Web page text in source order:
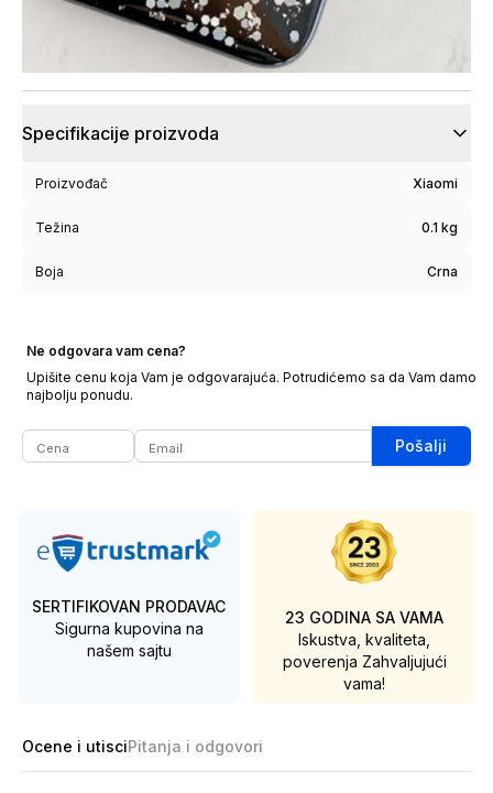
Specifikacije proizvoda
Proizvođač Xiaomi
Težina 0.1 kg
Boja Crna
Ne odgovara vam cena?
Upišite cenu koja Vam je odgovarajuća. Potrudićemo sa da Vam damo
najbolju ponudu.
Pošalji
SERTIFIKOVAN PRODAVAC
Sigurna kupovina na
našem sajtu
23 GODINA SA VAMA
Iskustva, kvaliteta,
poverenja Zahvaljujući
vama!
Ocene i utisciPitanja i odgovori